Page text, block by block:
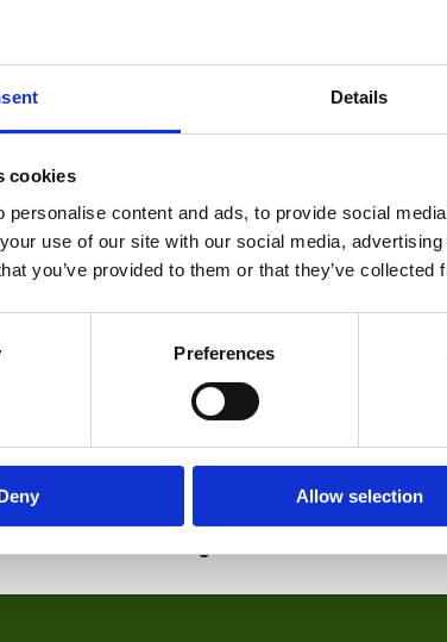
Details
cookies
personalise content and ads, to provide social
use of our site with our social media,
you’ve provided to them or that they’ve
Preferences
Allow selection
partnera
Wellneo Harmony Seat – shiatsu
uz nekoliko jednostavnih